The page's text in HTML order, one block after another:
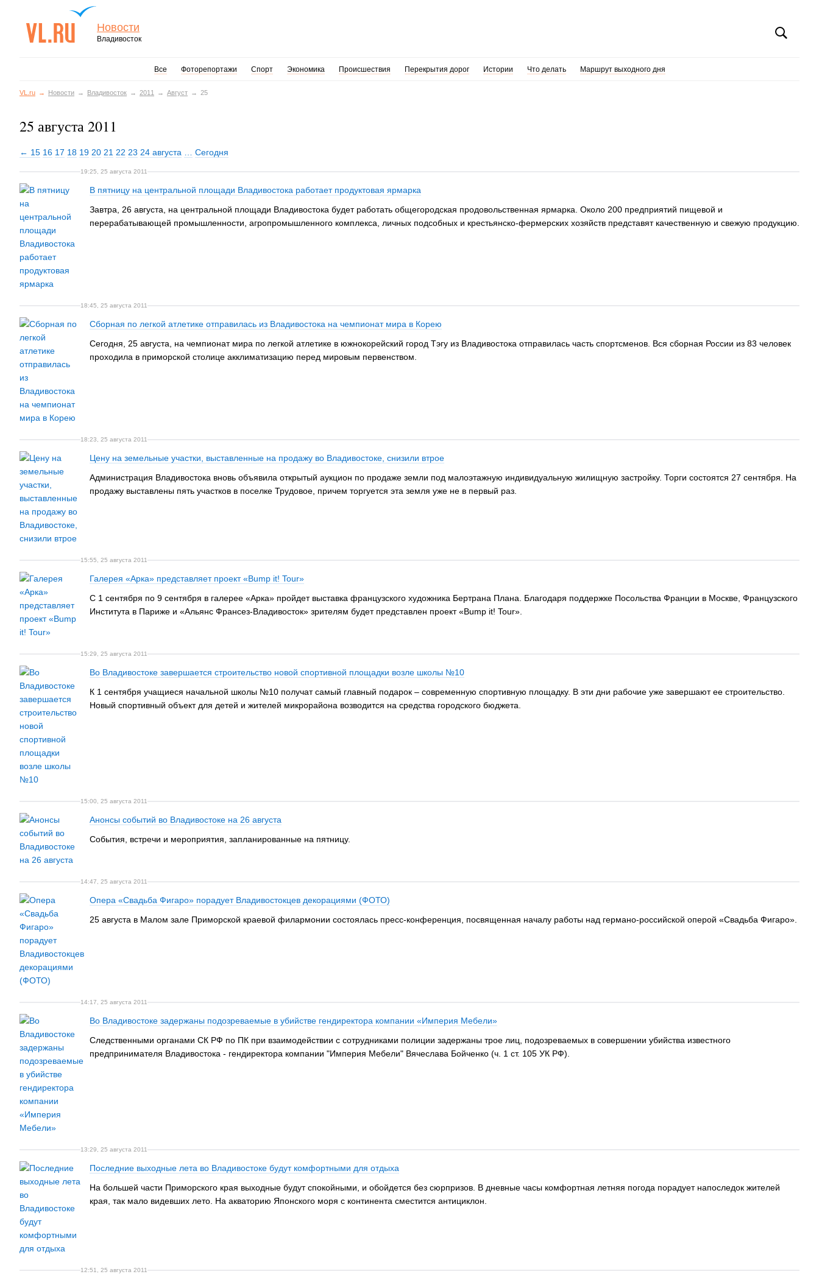
Новости
Владивосток
Все Фоторепортажи Спорт Экономика Происшествия Перекрытия дорог Истории Что делать Маршрут выходного дня
VL.ru Новости Владивосток 2011 Август 25
25 августа 2011
← 15 16 17 18 19 20 21 22 23 24 августа Сегодня
19:25, 25 августа 2011
В пятницу на центральной площади Владивостока работает продуктовая ярмарка
Завтра, 26 августа, на центральной площади Владивостока будет работать общегородская продовольственная ярмарка. Около 200 предприятий пищевой и
перерабатывающей промышленности, агропромышленного комплекса, личных подсобных и крестьянско-фермерских хозяйств представят качественную и свежую продукцию.
18:45, 25 августа 2011
Сборная по легкой атлетике отправилась из Владивостока на чемпионат мира в Корею
Сегодня, 25 августа, на чемпионат мира по легкой атлетике в южнокорейский город Тэгу из Владивостока отправилась часть спортсменов. Вся сборная России из 83 человек
проходила в приморской столице акклиматизацию перед мировым первенством.
18:23, 25 августа 2011
Цену на земельные участки, выставленные на продажу во Владивостоке, снизили втрое
Администрация Владивостока вновь объявила открытый аукцион по продаже земли под малоэтажную индивидуальную жилищную застройку. Торги состоятся 27 сентября. На
продажу выставлены пять участков в поселке Трудовое, причем торгуется эта земля уже не в первый раз.
15:55, 25 августа 2011
Галерея «Арка» представляет проект «Bump it! Tour»
С 1 сентября по 9 сентября в галерее «Арка» пройдет выставка французского художника Бертрана Плана. Благодаря поддержке Посольства Франции в Москве, Французского
Института в Париже и «Альянс Франсез-Владивосток» зрителям будет представлен проект «Bump it! Tour».
15:29, 25 августа 2011
Во Владивостоке завершается строительство новой спортивной площадки возле школы №10
К 1 сентября учащиеся начальной школы №10 получат самый главный подарок – современную спортивную площадку. В эти дни рабочие уже завершают ее строительство.
Новый спортивный объект для детей и жителей микрорайона возводится на средства городского бюджета.
15:00, 25 августа 2011
Анонсы событий во Владивостоке на 26 августа
События, встречи и мероприятия, запланированные на пятницу.
14:47, 25 августа 2011
Опера «Свадьба Фигаро» порадует Владивостокцев декорациями (ФОТО)
25 августа в Малом зале Приморской краевой филармонии состоялась пресс-конференция, посвященная началу работы над германо-российской оперой «Свадьба Фигаро».
14:17, 25 августа 2011
Во Владивостоке задержаны подозреваемые в убийстве гендиректора компании «Империя Мебели»
Следственными органами СК РФ по ПК при взаимодействии с сотрудниками полиции задержаны трое лиц, подозреваемых в совершении убийства известного
предпринимателя Владивостока - гендиректора компании "Империя Мебели" Вячеслава Бойченко (ч. 1 ст. 105 УК РФ).
13:29, 25 августа 2011
Последние выходные лета во Владивостоке будут комфортными для отдыха
На большей части Приморского края выходные будут спокойными, и обойдется без сюрпризов. В дневные часы комфортная летняя погода порадует напоследок жителей
края, так мало видевших лето. На акваторию Японского моря с континента сместится антициклон.
12:51, 25 августа 2011